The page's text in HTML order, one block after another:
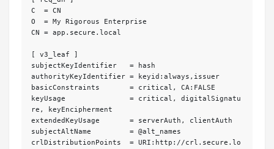
C  = CN
O  = My Rigorous Enterprise
CN = app.secure.local
[ v3_leaf ]
subjectKeyIdentifier   = hash
authorityKeyIdentifier = keyid:always,issuer
basicConstraints       = critical, CA:FALSE
keyUsage               = critical, digitalSignatu
re, keyEncipherment
extendedKeyUsage       = serverAuth, clientAuth
subjectAltName         = @alt_names
crlDistributionPoints  = URI:http://crl.secure.lo